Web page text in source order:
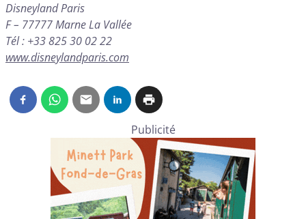
Disneyland Paris
F – 77777 Marne La Vallée
Tél : +33 825 30 02 22
www.disneylandparis.com
Publicité